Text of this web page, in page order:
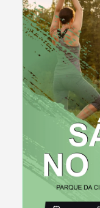
Termo de